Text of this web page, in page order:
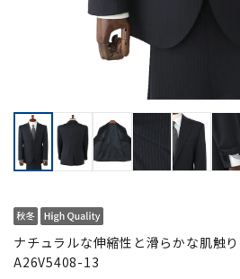
ナチュラルな伸縮性と滑らかな肌触り
A26V5408-13